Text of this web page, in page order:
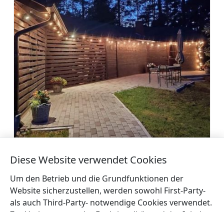
Erholungsort „Brāļtīrumi“
Diese Website verwendet Cookies
Um den Betrieb und die Grundfunktionen der
Website sicherzustellen, werden sowohl First-Party-
als auch Third-Party- notwendige Cookies verwendet.